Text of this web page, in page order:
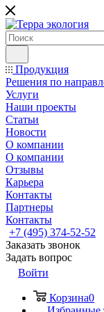
Продукция
Решения по
Услуги
Наши проекты
Статьи
Новости
О компании
О компании
Отзывы
Карьера
Контакты
Партнеры
Контакты
+7 (495) 374-52-52
Заказать звонок
Задать вопрос
Войти
Корзина0